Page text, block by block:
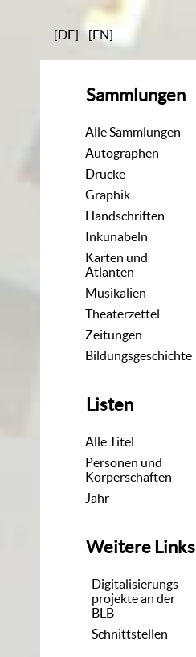
[DE] [EN]
Sammlungen
Alle Sammlungen
Autographen
Drucke
Graphik
Handschriften
Inkunabeln
Karten und
Atlanten
Musikalien
Theaterzettel
Zeitungen
Bildungsgeschichte
Listen
Alle Titel
Personen und
Körperschaften
Jahr
Weitere Links
Digitalisierungs-
projekte an der
BLB
Schnittstellen